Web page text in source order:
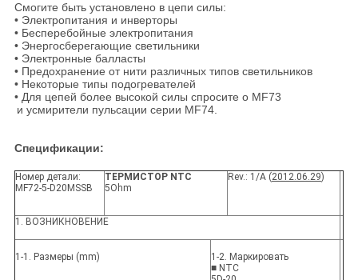
Смогите быть установлено в цепи силы:
• Электропитания и инверторы
• Бесперебойные электропитания
• Энергосберегающие светильники
• Электронные балласты
• Предохранение от нити различных типов светильников
• Некоторые типы подогревателей
• Для цепей более высокой силы спросите о MF73
и усмирители пульсации серии MF74.
Спецификации:
Номер детали:
MF72-5-D20MSSB
ТЕРМИСТОР NTC
5Ohm
Rev.: 1/A (2012.06.29)
1. ВОЗНИКНОВЕНИЕ
1-1. Размеры (mm)
1-2. Маркировать
■ NTC